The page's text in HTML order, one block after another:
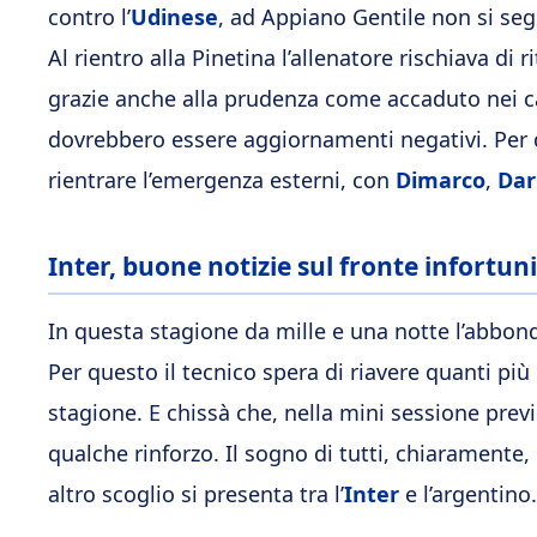
contro l’Udinese, ad Appiano Gentile non si
Al rientro alla Pinetina l’allenatore rischiava di
grazie anche alla prudenza come accaduto nei
dovrebbero essere aggiornamenti negativi.
rientrare l’emergenza esterni, con Dimarco,
Inter, buone notizie sul fronte
In questa stagione da mille e una notte
Per questo il tecnico spera di riavere quanti
stagione. E chissà che, nella mini sessione
qualche rinforzo. Il sogno di tutti,
altro scoglio si presenta tra l’Inter e